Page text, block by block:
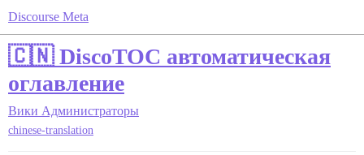
Discourse Meta
🇨🇳 DiscoTOC автоматическая
оглавление
Вики Администраторы
chinese-translation